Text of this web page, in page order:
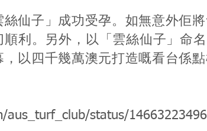
仙子」成功受孕。如無意外佢
利。另外，以「雲絲仙子」命
，以四千幾萬澳元打造嘅看台係
aus_turf_club/status/